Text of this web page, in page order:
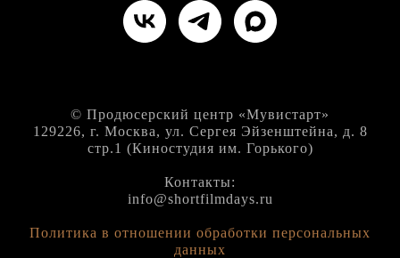
© Продюсерский центр «Мувистарт»
129226, г. Москва, ул. Сергея Эйзенштейна, д. 8
стр.1 (Киностудия им. Горького)
Контакты:
info@shortfilmdays.ru
Политика в отношении обработки персональных
данных